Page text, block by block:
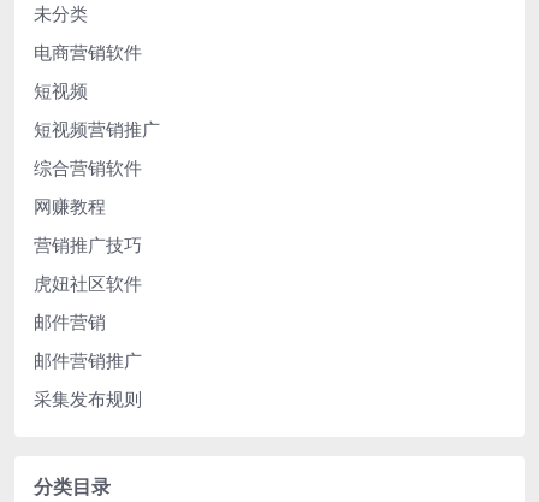
未分类
电商营销软件
短视频
短视频营销推广
综合营销软件
网赚教程
营销推广技巧
虎妞社区软件
邮件营销
邮件营销推广
采集发布规则
分类目录